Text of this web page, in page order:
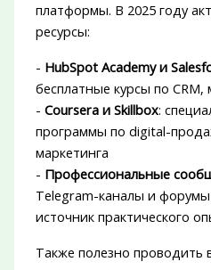
платформы. В 2025 году
ресурсы:
- HubSpot Academy и
бесплатные курсы по CRM,
- Coursera и Skillbox:
программы по digital-
маркетинга
- Профессиональные
Telegram-каналы и
источник практического
Также полезно проводить